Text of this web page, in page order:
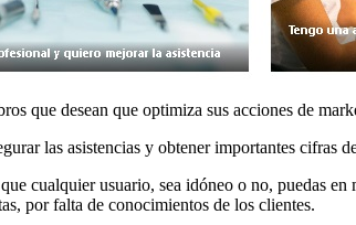
que desean que optimiza sus acciones de
las asistencias y obtener importantes cifras
cualquier usuario, sea idóneo o no, puedas
por falta de conocimientos de los clientes.